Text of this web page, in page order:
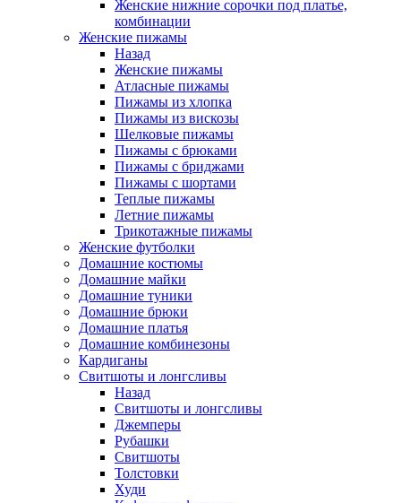
Женские нижние сорочки под платье,
комбинации
Женские пижамы
Назад
Женские пижамы
Атласные пижамы
Пижамы из хлопка
Пижамы из вискозы
Шелковые пижамы
Пижамы с брюками
Пижамы с бриджами
Пижамы с шортами
Теплые пижамы
Летние пижамы
Трикотажные пижамы
Женские футболки
Домашние костюмы
Домашние майки
Домашние туники
Домашние брюки
Домашние платья
Домашние комбинезоны
Кардиганы
Свитшоты и лонгсливы
Назад
Свитшоты и лонгсливы
Джемперы
Рубашки
Свитшоты
Толстовки
Худи